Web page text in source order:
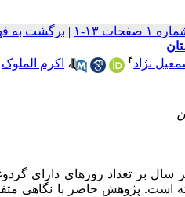
| برگشت به
نژاد۴ ، اکرم الملوک
بوده و هر سال بر تعداد روزهای دارای
بیش از 400 هزار نفر در این منطقه داشته است. پژوهش حاضر با